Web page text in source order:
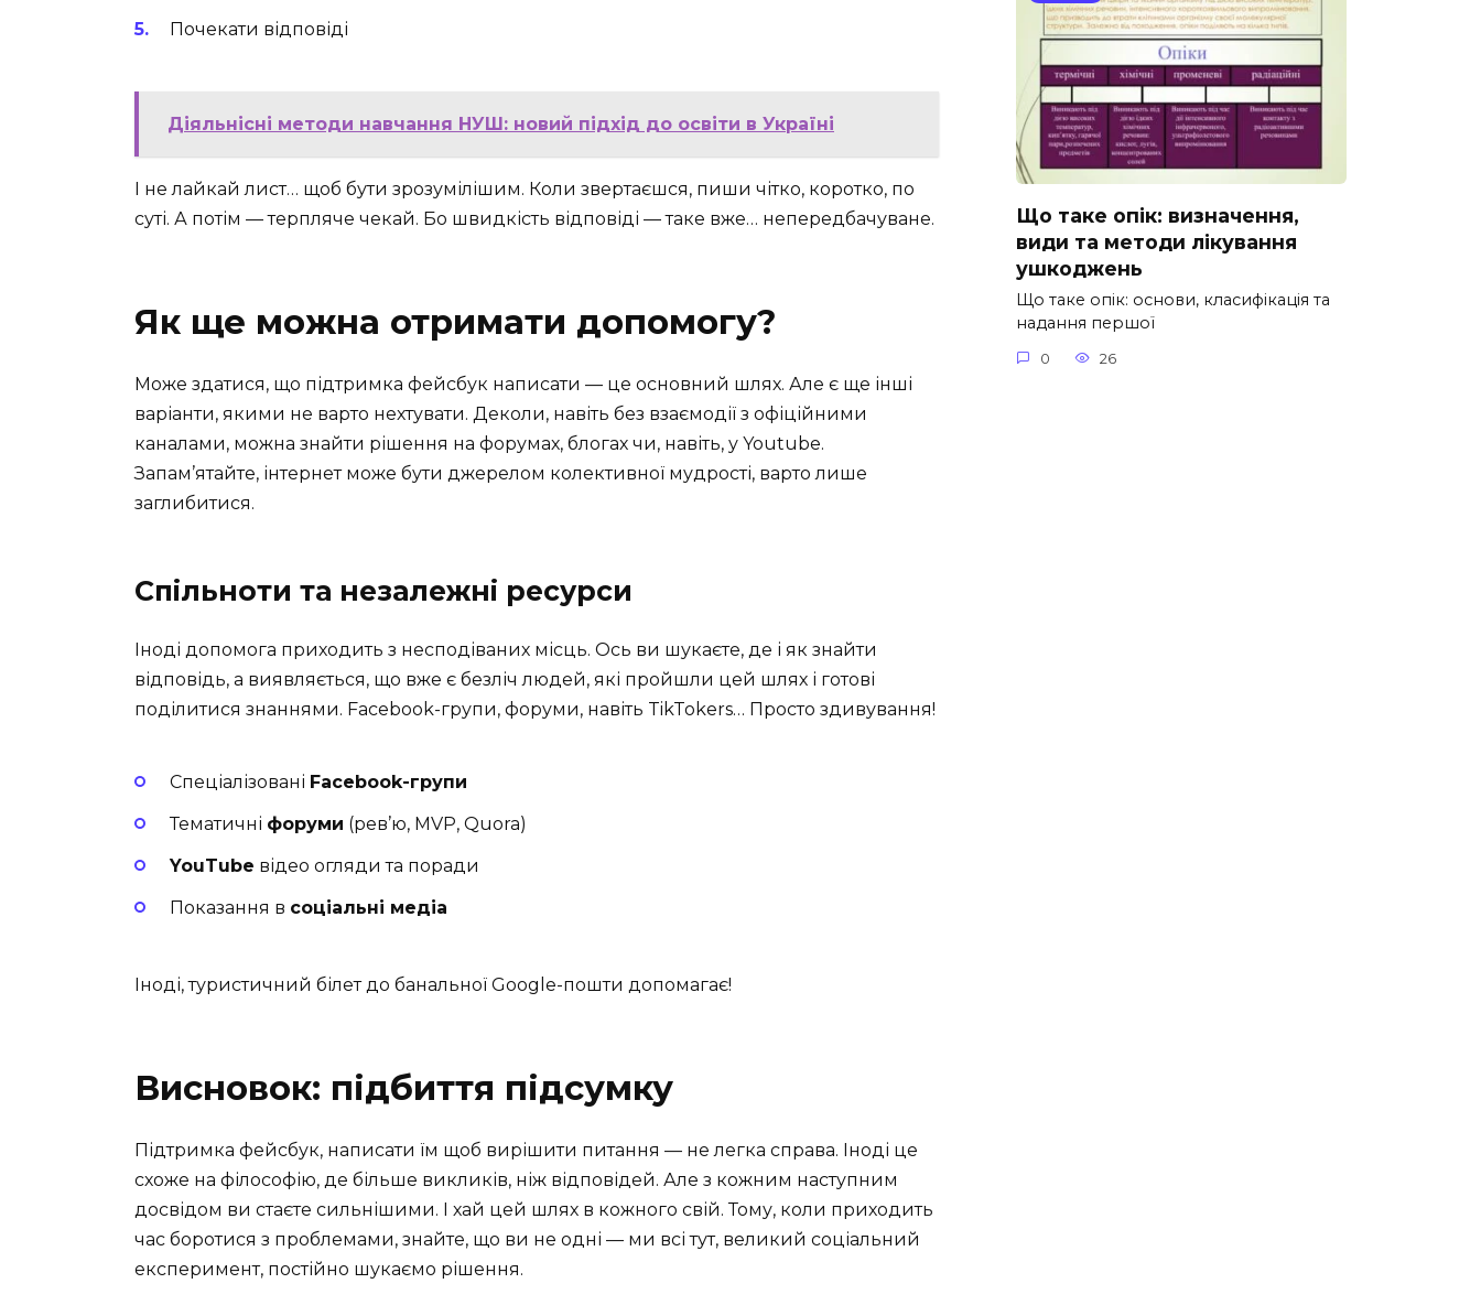
Почекати відповіді
Діяльнісні методи навчання НУШ: новий підхід до освіти в Україні
І не лайкай лист… щоб бути зрозумілішим. Коли звертаєшся, пиши чітко, коротко, по
суті. А потім — терпляче чекай. Бо швидкість відповіді — таке вже… непередбачуване.
Як ще можна отримати допомогу?
Може здатися, що підтримка фейсбук написати — це основний шлях. Але є ще інші
варіанти, якими не варто нехтувати. Деколи, навіть без взаємодії з офіційними
каналами, можна знайти рішення на форумах, блогах чи, навіть, у Youtube.
Запам’ятайте, інтернет може бути джерелом колективної мудрості, варто лише
заглибитися.
Спільноти та незалежні ресурси
Іноді допомога приходить з несподіваних місць. Ось ви шукаєте, де і як знайти
відповідь, а виявляється, що вже є безліч людей, які пройшли цей шлях і готові
поділитися знаннями. Facebook-групи, форуми, навіть TikTokers… Просто здивування!
Спеціалізовані Facebook-групи
Тематичні форуми (рев’ю, MVP, Quora)
YouTube відео огляди та поради
Показання в соціальні медіа
Іноді, туристичний білет до банальної Google-пошти допомагає!
Висновок: підбиття підсумку
Підтримка фейсбук, написати їм щоб вирішити питання — не легка справа. Іноді це
схоже на філософію, де більше викликів, ніж відповідей. Але з кожним наступним
досвідом ви стаєте сильнішими. І хай цей шлях в кожного свій. Тому, коли приходить
час боротися з проблемами, знайте, що ви не одні — ми всі тут, великий соціальний
експеримент, постійно шукаємо рішення.
Що таке опік: визначення,
види та методи лікування
ушкоджень
Що таке опік: основи, класифікація та
надання першої
0 26